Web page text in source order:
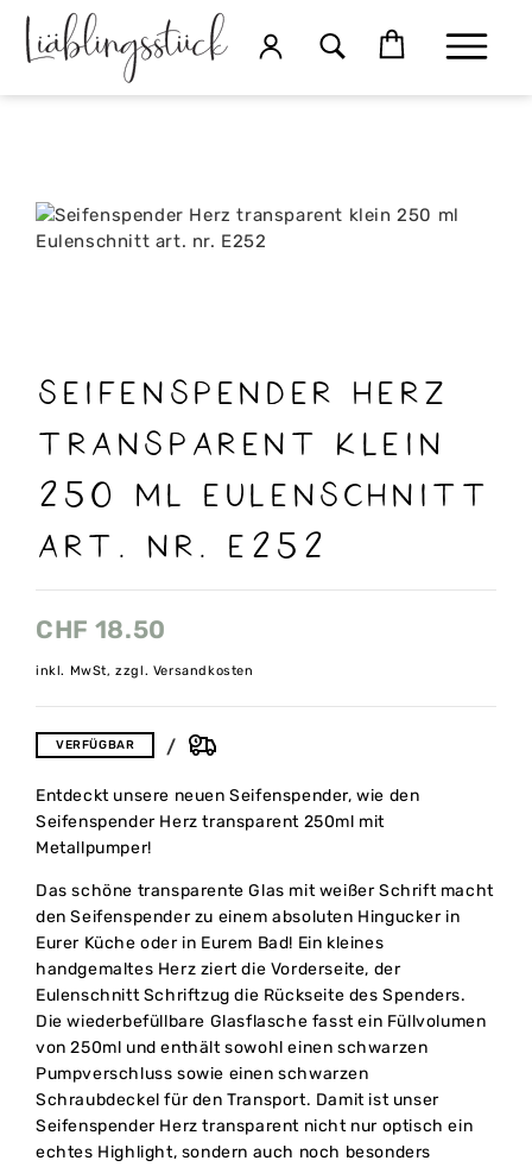
Seifenspender Herz
transparent klein
250 ml Eulenschnitt
art. nr. E252
CHF 18.50
inkl. MwSt, zzgl. Versandkosten
VERFÜGBAR
Entdeckt unsere neuen Seifenspender, wie den
Seifenspender Herz transparent 250ml mit
Metallpumper!
Das schöne transparente Glas mit weißer Schrift macht
den Seifenspender zu einem absoluten Hingucker in
Eurer Küche oder in Eurem Bad! Ein kleines
handgemaltes Herz ziert die Vorderseite, der
Eulenschnitt Schriftzug die Rückseite des Spenders.
Die wiederbefüllbare Glasflasche fasst ein Füllvolumen
von 250ml und enthält sowohl einen schwarzen
Pumpverschluss sowie einen schwarzen
Schraubdeckel für den Transport. Damit ist unser
Seifenspender Herz transparent nicht nur optisch ein
echtes Highlight, sondern auch noch besonders